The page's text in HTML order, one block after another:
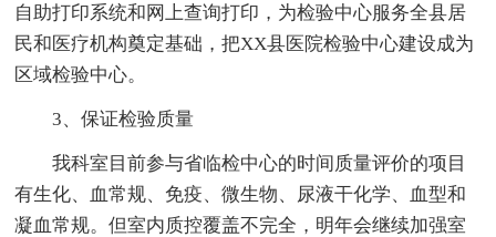
自助打印系统和网上查询打印，为检验中心服务全县居
民和医疗机构奠定基础，把XX县医院检验中心建设成为
区域检验中心。
3、保证检验质量
我科室目前参与省临检中心的时间质量评价的项目
有生化、血常规、免疫、微生物、尿液干化学、血型和
凝血常规。但室内质控覆盖不完全，明年会继续加强室